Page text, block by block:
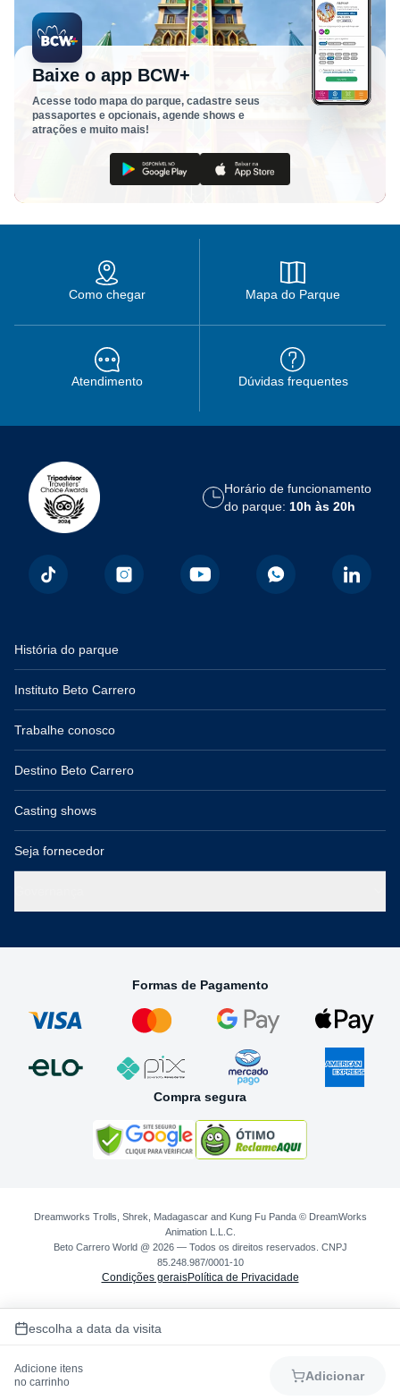
Baixe o app BCW+
Acesse todo mapa do parque, cadastre seus
passaportes e opcionais, agende shows e
atrações e muito mais!
Como chegar Mapa do Parque
Atendimento Dúvidas frequentes
Horário de funcionamento
do parque: 10h às 20h
História do parque
Instituto Beto Carrero
Trabalhe conosco
Destino Beto Carrero
Casting shows
Seja fornecedor
Formas de Pagamento
Compra segura
Dreamworks Trolls, Shrek, Madagascar and Kung Fu Panda © DreamWorks
Animation L.L.C.
Beto Carrero World @ 2026 — Todos os direitos reservados. CNPJ
85.248.987/0001-10
Condições geraisPolítica de Privacidade
escolha a data da visita
Adicione itens
no carrinho
Adicionar